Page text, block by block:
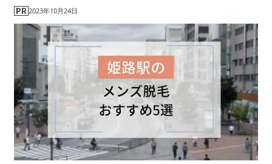
2023年10月24日